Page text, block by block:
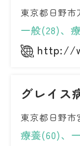
東京都日野市
一般(28)、
http://
グレイス
東京都日野市
療養(60)、